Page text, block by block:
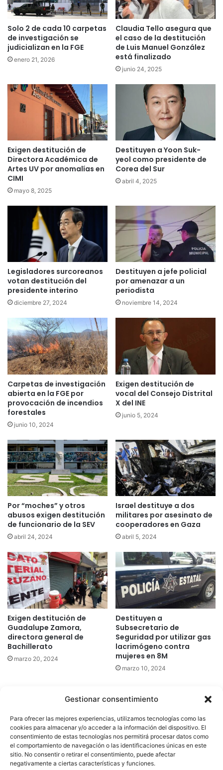
Gestionar consentimiento
Para ofrecer las mejores experiencias, utilizamos tecnologías como las
cookies para almacenar y/o acceder a la información del dispositivo. El
consentimiento de estas tecnologías nos permitirá procesar datos como
el comportamiento de navegación o las identificaciones únicas en este
sitio. No consentir o retirar el consentimiento, puede afectar
negativamente a ciertas características y funciones.
Solo 2 de cada 10 carpetas
de investigación se
judicializan en la FGE
enero 21, 2026
Claudia Tello asegura que
el caso de la destitución
de Luis Manuel González
está finalizado
junio 24, 2025
Exigen destitución de
Directora Académica de
Artes UV por anomalías en
CIMI
mayo 8, 2025
Destituyen a Yoon Suk-
yeol como presidente de
Corea del Sur
abril 4, 2025
Legisladores surcoreanos
votan destitución del
presidente interino
diciembre 27, 2024
Destituyen a jefe policial
por amenazar a un
periodista
noviembre 14, 2024
Carpetas de investigación
abierta en la FGE por
provocación de incendios
forestales
junio 10, 2024
Exigen destitución de
vocal del Consejo Distrital
X del INE
junio 5, 2024
Por “moches” y otros
abusos exigen destitución
de funcionario de la SEV
abril 24, 2024
Israel destituye a dos
militares por asesinato de
cooperadores en Gaza
abril 5, 2024
Exigen destitución de
Guadalupe Zamora,
directora general de
Bachillerato
marzo 20, 2024
Destituyen a
Subsecretario de
Seguridad por utilizar gas
lacrimógeno contra
mujeres en 8M
marzo 10, 2024
derechos reservados
|Aviso de Privacidad|Política de Cookies|Defensoría de la
Audiencia|